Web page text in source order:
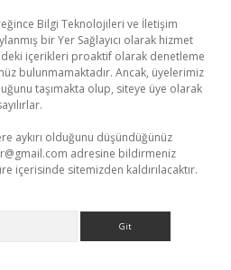
Bilgi Teknolojileri ve İletişim
bir Yer Sağlayıcı olarak hizmet
içerikleri proaktif olarak denetleme
bulunmamaktadır. Ancak, üyelerimiz
taşımakta olup, siteye üye olarak
aykırı olduğunu düşündüğünüz
adresine bildirmeniz
içerisinde sitemizden kaldırılacaktır.